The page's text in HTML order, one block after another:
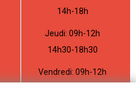
14h-18h
Jeudi: 09h-12h
14h30-18h30
Vendredi: 09h-12h